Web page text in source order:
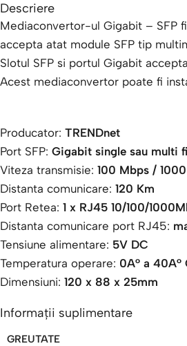
Descriere
Mediaconvertor-ul Gigabit – SFP
accepta atat module SFP tip
Slotul SFP si portul Gigabit
Acest mediaconvertor poate fi
Producator: TRENDnet
Port SFP: Gigabit single sau multi
Viteza transmisie: 100 Mbps /
Distanta comunicare: 120 Km
Port Retea: 1 x RJ45 10/100/
Distanta comunicare port RJ45:
Tensiune alimentare: 5V DC
Temperatura operare: 0A° a 40A°
Dimensiuni: 120 x 88 x 25mm
Informații suplimentare
GREUTATE